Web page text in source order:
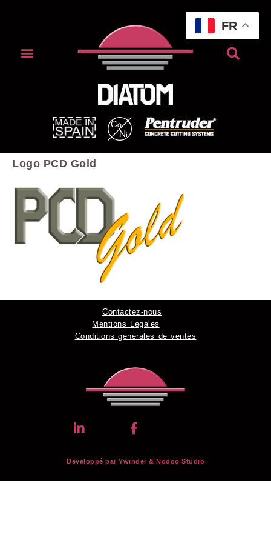
Logo PCD Gold
Contactez-nous
Mentions Légales
Conditions générales de ventes
Développé par Ywinder & Nodoo Studio
FR